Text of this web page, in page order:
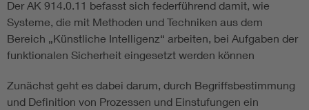
Cybersecurity in der Industrieautomatisierung
DIN VDE 0100 für sichere Elektroinstallationen
Elektrofachkraft (EFK)
Der AK 914.0.11 befasst sich federführend damit, wie
Systeme, die mit Methoden und Techniken aus dem
Bereich „Künstliche Intelligenz“ arbeiten, bei Aufgaben der
funktionalen Sicherheit eingesetzt werden können
Zunächst geht es dabei darum, durch Begriffsbestimmung
und Definition von Prozessen und Einstufungen ein